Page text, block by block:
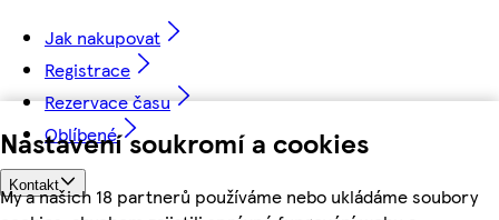
Nastavení soukromí a cookies
My a našich 18 partnerů používáme nebo ukládáme soubory
Jak nakupovat
Registrace
Rezervace času
Oblíbené
Kontakt